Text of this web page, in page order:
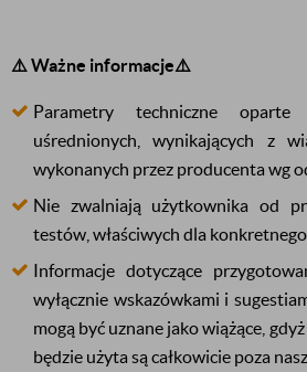
⚠️ Ważne informacje⚠️
Parametry techniczne
uśrednionych, wynikających z
wykonanych przez producenta wg
Nie zwalniają użytkownika od
testów, właściwych dla
Informacje dotyczące
wyłącznie wskazówkami i
mogą być uznane jako wiążące,
będzie użyta są całkowicie poza